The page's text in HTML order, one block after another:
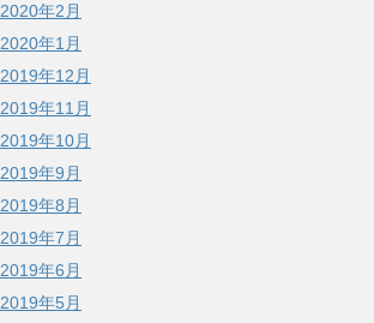
2020年2月
2020年1月
2019年12月
2019年11月
2019年10月
2019年9月
2019年8月
2019年7月
2019年6月
2019年5月